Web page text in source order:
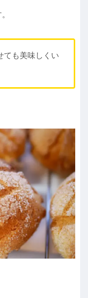
ても美味しくい